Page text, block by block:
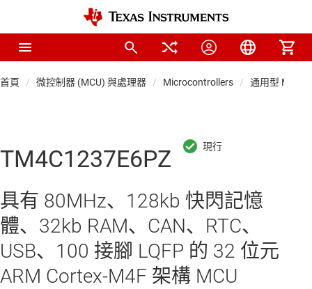
首頁 微控制器 (MCU) 與處理器 Microcontrollers 通用型 MCU
TM4C1237E6PZ
具有 80MHz、128kb 快閃記憶
體、32kb RAM、CAN、RTC、
USB、100 接腳 LQFP 的 32 位元
ARM Cortex-M4F 架構 MCU